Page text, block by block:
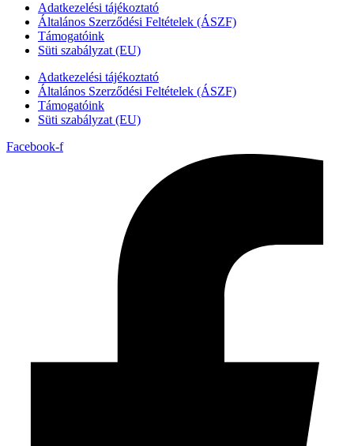
Adatkezelési tájékoztató
Általános Szerződési Feltételek (ÁSZF)
Támogatóink
Süti szabályzat (EU)
Adatkezelési tájékoztató
Általános Szerződési Feltételek (ÁSZF)
Támogatóink
Süti szabályzat (EU)
Facebook-f